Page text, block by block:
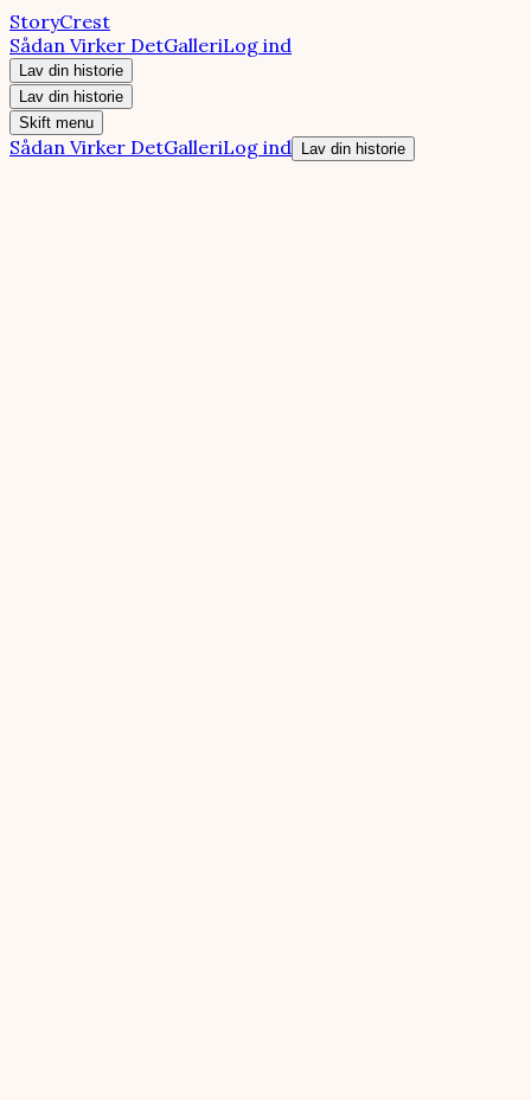
StoryCrest
Sådan Virker DetGalleriLog ind
Lav din historie
Lav din historie
Skift menu
Sådan Virker DetGalleriLog ind Lav din historie